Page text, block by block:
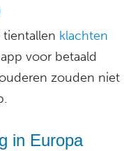
klachten
voor betaald
zouden niet
in Europa